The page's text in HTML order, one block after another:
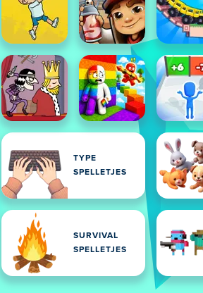
TYPE
SPELLETJES
SURVIVAL
SPELLETJES